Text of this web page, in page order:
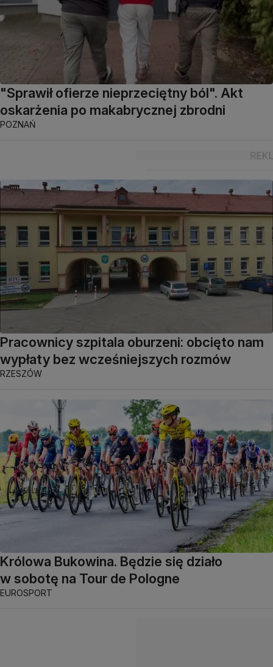
"Sprawił ofierze nieprzeciętny ból". Akt
oskarżenia po makabrycznej zbrodni
POZNAŃ
Pracownicy szpitala oburzeni: obcięto nam
wypłaty bez wcześniejszych rozmów
RZESZÓW
Królowa Bukowina. Będzie się działo
w sobotę na Tour de Pologne
EUROSPORT